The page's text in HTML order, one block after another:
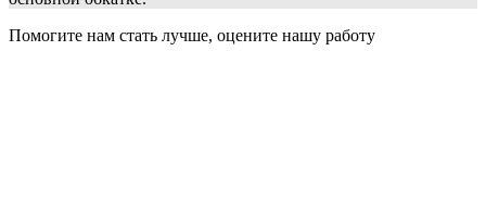
Помогите нам стать лучше, оцените нашу работу